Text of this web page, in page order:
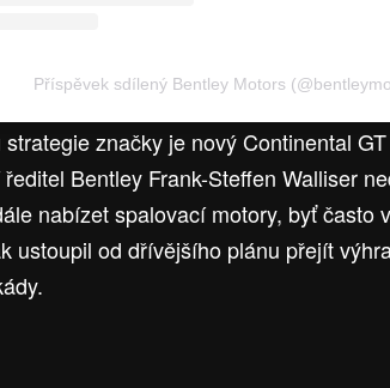
Příspěvek sdílený Bentley Motors
značky je nový Continental
Bentley Frank-Steffen Walliser
nabízet spalovací motory, byť často
ustoupil od dřívějšího plánu přejít